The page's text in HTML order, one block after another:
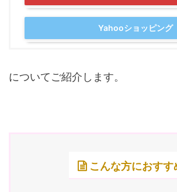
Yahooショッピング
についてご紹介します。
こんな方におすす